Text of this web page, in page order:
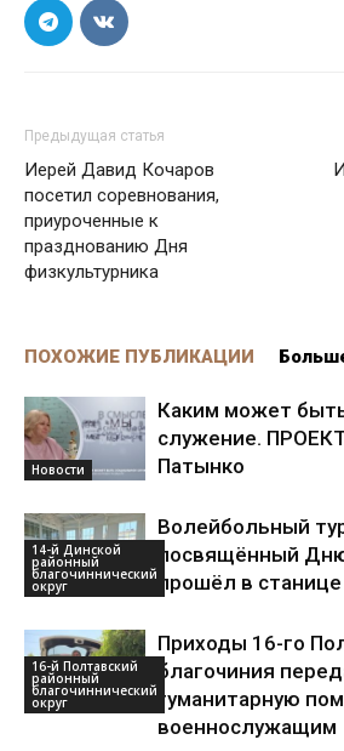
Предыдущая статья
Иерей Давид Кочаров
посетил соревнования,
приуроченные к
празднованию Дня
физкультурника
ПОХОЖИЕ ПУБЛИКАЦИИ
Новости
Каким может
служение.
Патынко
14-й Динской
районный
благочиннический
округ
Волейбольный
посвящённый
прошёл в
16-й Полтавский
районный
благочиннический
округ
Приходы 16-го
благочиния
гуманитарную
военнослужащим